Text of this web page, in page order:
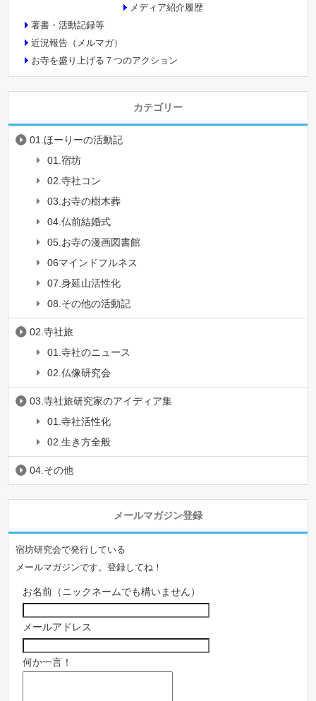
メディア紹介履歴
著書・活動記録等
近況報告（メルマガ）
お寺を盛り上げる７つのアクション
カテゴリー
01.ほーりーの活動記
01.宿坊
02.寺社コン
03.お寺の樹木葬
04.仏前結婚式
05.お寺の漫画図書館
06マインドフルネス
07.身延山活性化
08.その他の活動記
02.寺社旅
01.寺社のニュース
02.仏像研究会
03.寺社旅研究家のアイディア集
01.寺社活性化
02.生き方全般
04.その他
メールマガジン登録
宿坊研究会で発行している
メールマガジンです。登録してね！
お名前（ニックネームでも構いません）
メールアドレス
何か一言！